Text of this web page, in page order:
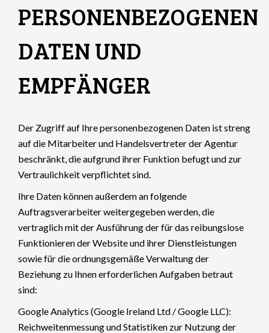
PERSONENBEZOGENEN
DATEN UND
EMPFÄNGER
Der Zugriff auf Ihre personenbezogenen Daten ist streng
auf die Mitarbeiter und Handelsvertreter der Agentur
beschränkt, die aufgrund ihrer Funktion befugt und zur
Vertraulichkeit verpflichtet sind.
Ihre Daten können außerdem an folgende
Auftragsverarbeiter weitergegeben werden, die
vertraglich mit der Ausführung der für das reibungslose
Funktionieren der Website und ihrer Dienstleistungen
sowie für die ordnungsgemäße Verwaltung der
Beziehung zu Ihnen erforderlichen Aufgaben betraut
sind:
Google Analytics (Google Ireland Ltd / Google LLC):
Reichweitenmessung und Statistiken zur Nutzung der